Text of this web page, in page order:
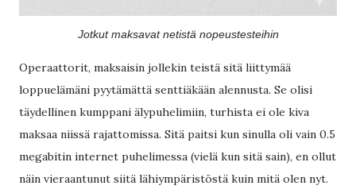
Jotkut maksavat netistä nopeustesteihin
Operaattorit, maksaisin jollekin teistä sitä liittymää
loppuelämäni pyytämättä senttiäkään alennusta. Se olisi
täydellinen kumppani älypuhelimiin, turhista ei ole kiva
maksaa niissä rajattomissa. Sitä paitsi kun sinulla oli vain 0.5
megabitin internet puhelimessa (vielä kun sitä sain), en ollut
näin vieraantunut siitä lähiympäristöstä kuin mitä olen nyt.